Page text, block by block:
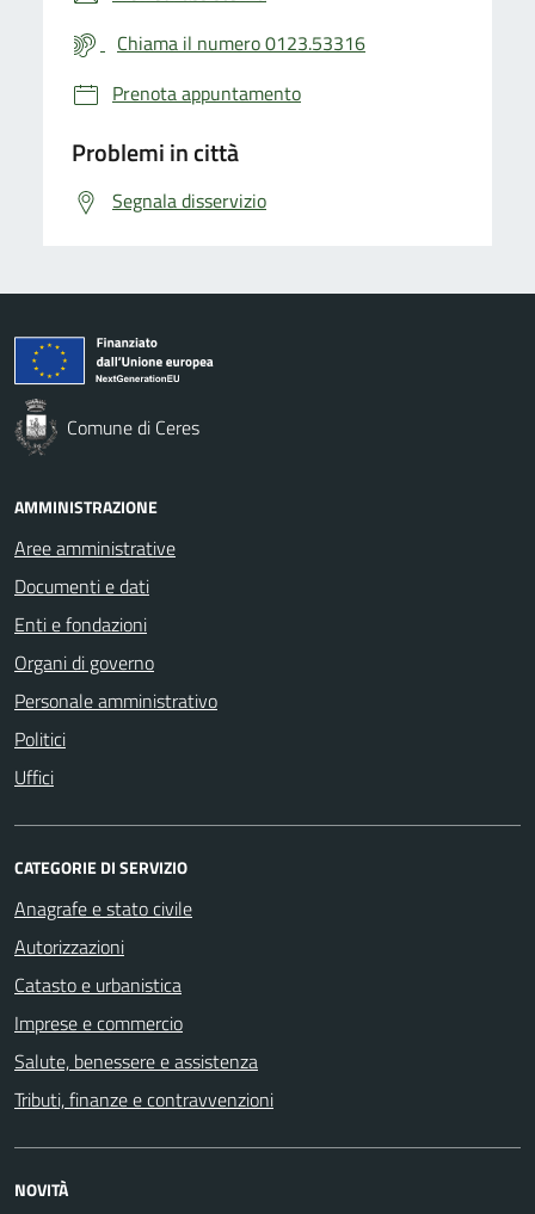
Chiama il numero 0123.53316
Prenota appuntamento
Problemi in città
Segnala disservizio
Comune di Ceres
AMMINISTRAZIONE
Aree amministrative
Documenti e dati
Enti e fondazioni
Organi di governo
Personale amministrativo
Politici
Uffici
CATEGORIE DI SERVIZIO
Anagrafe e stato civile
Autorizzazioni
Catasto e urbanistica
Imprese e commercio
Salute, benessere e assistenza
Tributi, finanze e contravvenzioni
NOVITÀ